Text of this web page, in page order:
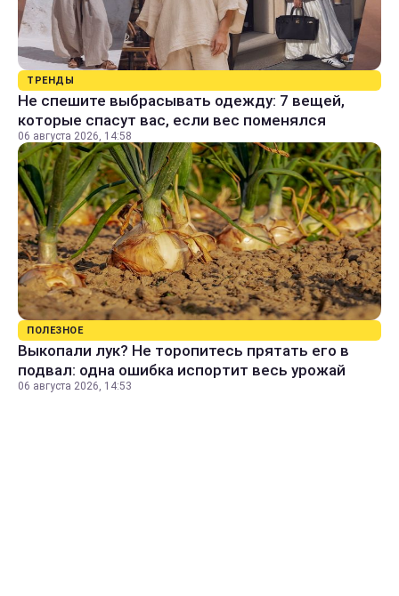
ТРЕНДЫ
Не спешите выбрасывать одежду: 7 вещей,
которые спасут вас, если вес поменялся
06 августа 2026, 14:58
ПОЛЕЗНОЕ
Выкопали лук? Не торопитесь прятать его в
подвал: одна ошибка испортит весь урожай
06 августа 2026, 14:53